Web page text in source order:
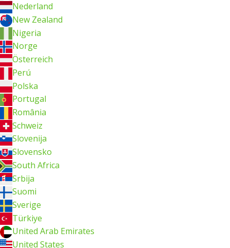
Nederland
New Zealand
Nigeria
Norge
Österreich
Perú
Polska
Portugal
România
Schweiz
Slovenija
Slovensko
South Africa
Srbija
Suomi
Sverige
Türkiye
United Arab Emirates
United States